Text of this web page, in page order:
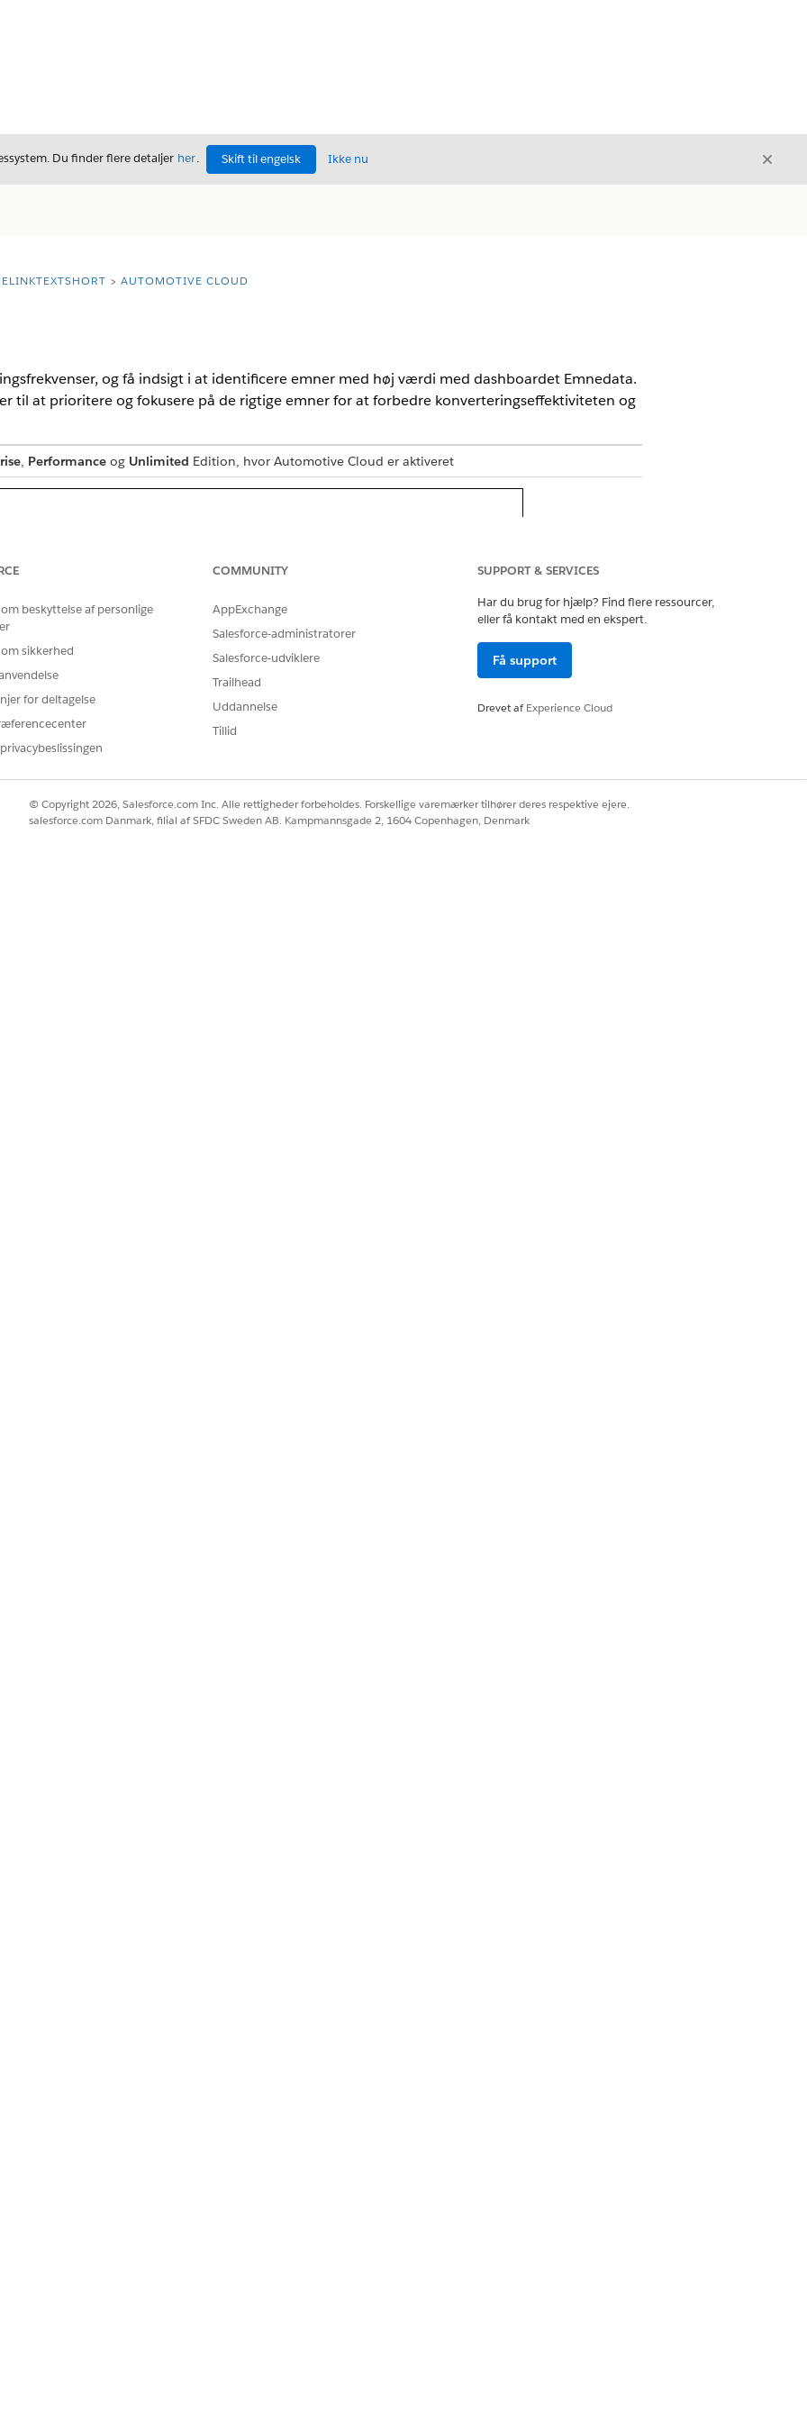
Du finder flere detaljer her. Skift til engelsk Ikke nu Luk
AUTOMOTIVE CLOUD
og få indsigt i at identificere emner med høj værdi med dashboardet Emnedata.
til at prioritere og fokusere på de rigtige emner for at forbedre konverteringseffektiviteten og
, Performanceog Unlimited Edition, hvor Automotive Cloud er aktiveret
beskyttelse af personlige
sikkerhed
for deltagelse
COMMUNITY
AppExchange
Salesforce-administratorer
Salesforce-udviklere
Trailhead
Uddannelse
Tillid
SUPPORT & SERVICES
Har du brug for hjælp? Find flere ressourcer,
eller få kontakt med en ekspert.
Få support
Drevet afExperience Cloud
© Copyright 2026, Salesforce.com Inc. Alle rettigheder forbeholdes. Forskellige varemærker tilhører deres respektive ejere.
salesforce.com Danmark, filial af SFDC Sweden AB. Kampmannsgade 2, 1604 Copenhagen, Denmark